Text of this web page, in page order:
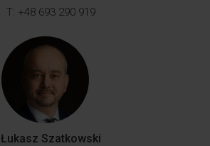
T: +48 693 290 919
Łukasz Szatkowski